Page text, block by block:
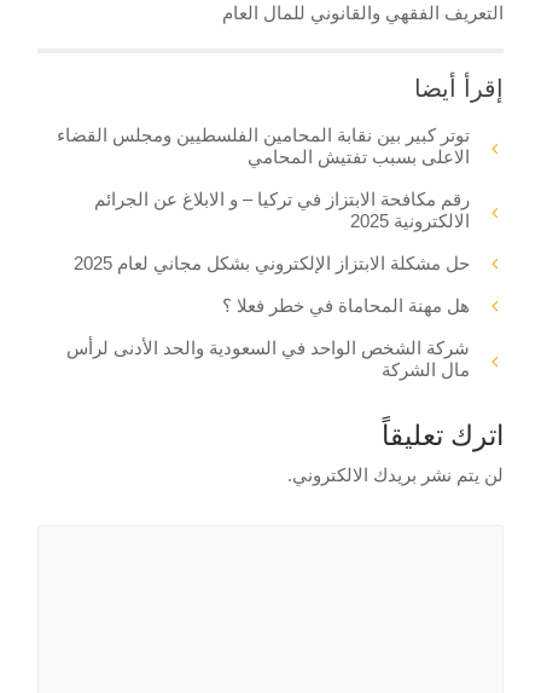
التعريف الفقهي والقانوني للمال العام
إقرأ أيضا
توتر كبير بين نقابة المحامين الفلسطيين ومجلس القضاء
الاعلى بسبب تفتيش المحامي
رقم مكافحة الابتزاز في تركيا – و الابلاغ عن الجرائم
الالكترونية 2025
حل مشكلة الابتزاز الإلكتروني بشكل مجاني لعام 2025
هل مهنة المحاماة في خطر فعلا ؟
شركة الشخص الواحد في السعودية والحد الأدنى لرأس
مال الشركة
اترك تعليقاً
لن يتم نشر بريدك الالكتروني.